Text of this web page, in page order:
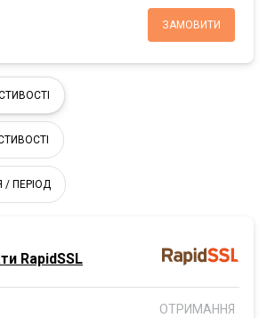
ЗАМОВИТИ
/ ПЕРІОД
RapidSSL
ОТРИМАННЯ